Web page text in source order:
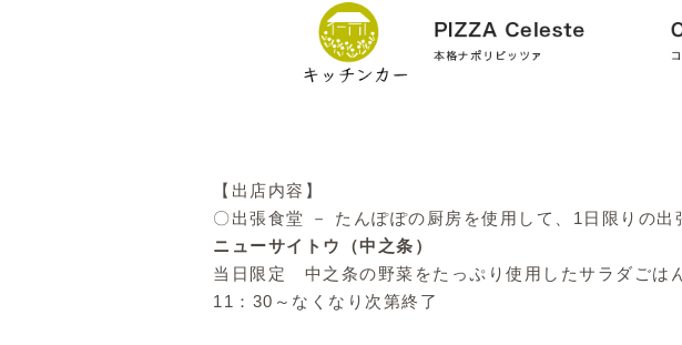
【出店内容】
〇出張食堂 － たんぽぽの厨房を使用して、1日限りの出
ニューサイトウ（中之条）
当日限定 中之条の野菜をたっぷり使用したサラダごは
11：30～なくなり次第終了